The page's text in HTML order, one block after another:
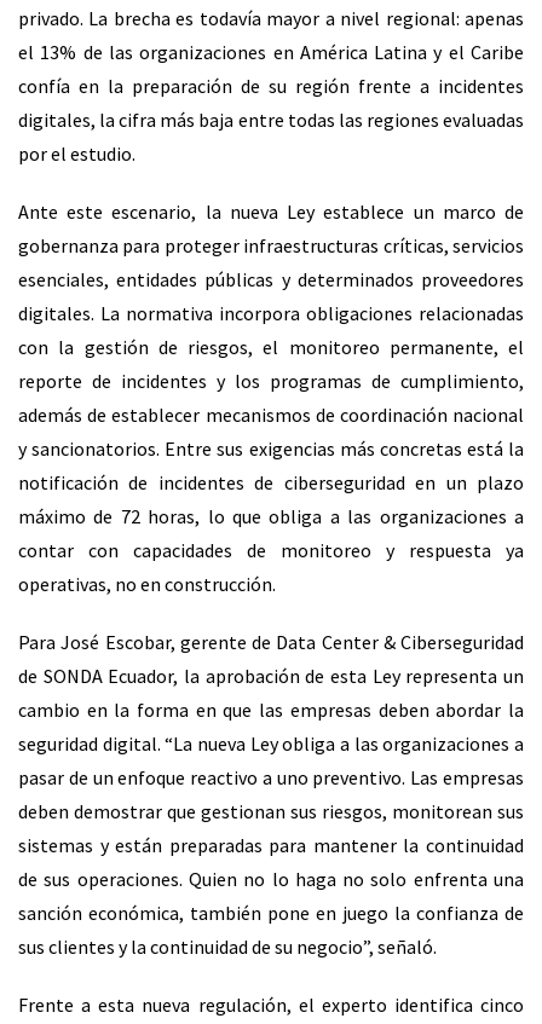
privado. La brecha es todavía mayor a nivel regional: apenas
el 13% de las organizaciones en América Latina y el Caribe
confía en la preparación de su región frente a incidentes
digitales, la cifra más baja entre todas las regiones evaluadas
por el estudio.
Ante este escenario, la nueva Ley establece un marco de
gobernanza para proteger infraestructuras críticas, servicios
esenciales, entidades públicas y determinados proveedores
digitales. La normativa incorpora obligaciones relacionadas
con la gestión de riesgos, el monitoreo permanente, el
reporte de incidentes y los programas de cumplimiento,
además de establecer mecanismos de coordinación nacional
y sancionatorios. Entre sus exigencias más concretas está la
notificación de incidentes de ciberseguridad en un plazo
máximo de 72 horas, lo que obliga a las organizaciones a
contar con capacidades de monitoreo y respuesta ya
operativas, no en construcción.
Para José Escobar, gerente de Data Center & Ciberseguridad
de SONDA Ecuador, la aprobación de esta Ley representa un
cambio en la forma en que las empresas deben abordar la
seguridad digital. “La nueva Ley obliga a las organizaciones a
pasar de un enfoque reactivo a uno preventivo. Las empresas
deben demostrar que gestionan sus riesgos, monitorean sus
sistemas y están preparadas para mantener la continuidad
de sus operaciones. Quien no lo haga no solo enfrenta una
sanción económica, también pone en juego la confianza de
sus clientes y la continuidad de su negocio”, señaló.
Frente a esta nueva regulación, el experto identifica cinco